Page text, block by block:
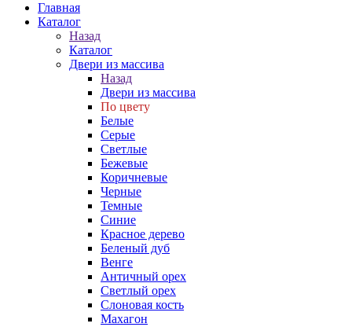
Главная
Каталог
Назад
Каталог
Двери из массива
Назад
Двери из массива
По цвету
Белые
Серые
Светлые
Бежевые
Коричневые
Черные
Темные
Синие
Красное дерево
Беленый дуб
Венге
Античный орех
Светлый орех
Слоновая кость
Махагон